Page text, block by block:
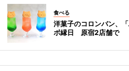
食べる
洋菓子のコロンバン、
ボ縁日 原宿2店舗で